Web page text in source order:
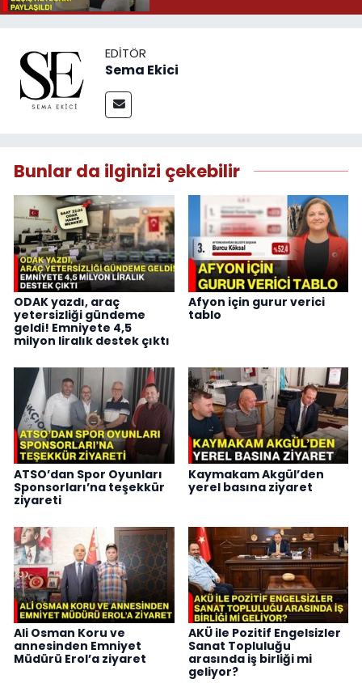
EDITÖR
Sema Ekici
Bunlar da ilginizi çekebilir
ODAK yazdı, araç
yetersizliği gündeme
geldi! Emniyete 4,5
milyon liralık destek çıktı
Afyon için gurur verici
tablo
ATSO’dan Spor Oyunları
Sponsorları’na teşekkür
ziyareti
Kaymakam Akgül’den
yerel basına ziyaret
Ali Osman Koru ve
annesinden Emniyet
Müdürü Erol’a ziyaret
AKÜ ile Pozitif Engelsizler
Sanat Topluluğu
arasında iş birliği mi
geliyor?